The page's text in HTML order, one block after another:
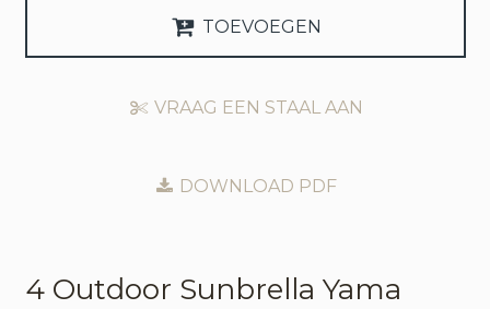
TOEVOEGEN
VRAAG EEN STAAL AAN
DOWNLOAD PDF
4 Outdoor Sunbrella Yama